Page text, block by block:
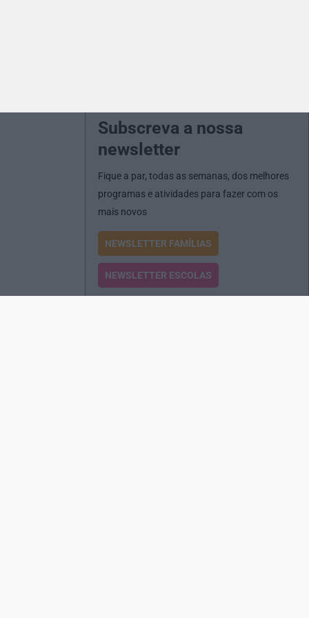
Subscreva a nossa
newsletter
Fique a par, todas as semanas, dos melhores
programas e atividades para fazer com os
mais novos
NEWSLETTER FAMÍLIAS
NEWSLETTER ESCOLAS